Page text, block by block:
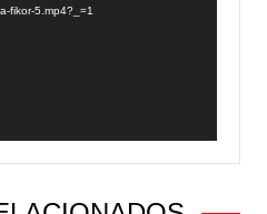
fikor-5.mp4?_=1